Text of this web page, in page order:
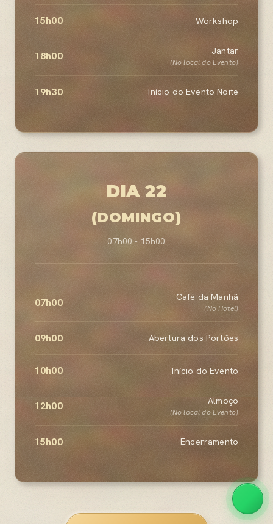
15h00 Workshop
18h00 Jantar
(No local do Evento)
19h30 Início do Evento Noite
DIA 22
(DOMINGO)
07h00 - 15h00
07h00 Café da Manhã
(No Hotel)
09h00 Abertura dos Portões
10h00 Início do Evento
12h00 Almoço
(No local do Evento)
15h00 Encerramento